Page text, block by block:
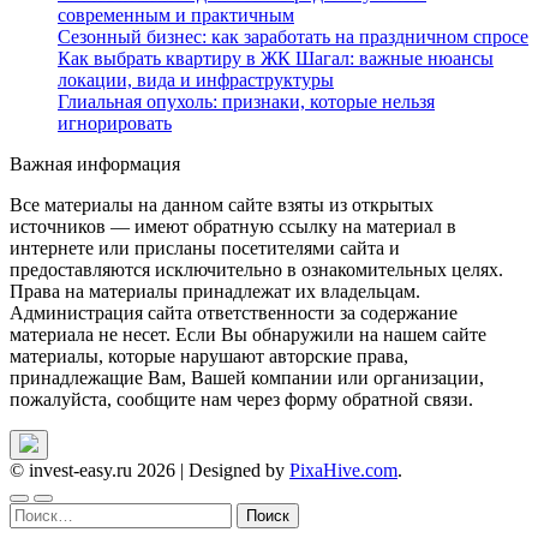
современным и практичным
Сезонный бизнес: как заработать на праздничном спросе
Как выбрать квартиру в ЖК Шагал: важные нюансы
локации, вида и инфраструктуры
Глиальная опухоль: признаки, которые нельзя
игнорировать
Важная информация
Все материалы на данном сайте взяты из открытых
источников — имеют обратную ссылку на материал в
интернете или присланы посетителями сайта и
предоставляются исключительно в ознакомительных целях.
Права на материалы принадлежат их владельцам.
Администрация сайта ответственности за содержание
материала не несет. Если Вы обнаружили на нашем сайте
материалы, которые нарушают авторские права,
принадлежащие Вам, Вашей компании или организации,
пожалуйста, сообщите нам через форму обратной связи.
© invest-easy.ru 2026 | Designed by PixaHive.com.
Найти: